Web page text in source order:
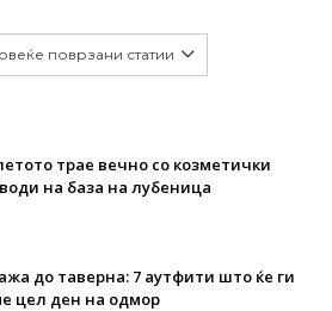
поврзани статии
трае вечно со козметички
на база на лубеница
до таверна: 7 аутфити што ќе ги
цел ден на одмор